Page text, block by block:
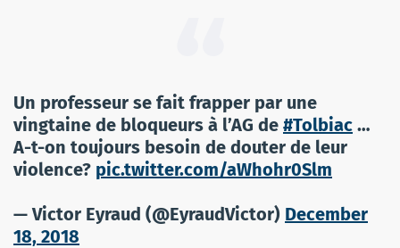
Un professeur se fait frapper par une
vingtaine de bloqueurs à l’AG de #Tolbiac …
A-t-on toujours besoin de douter de leur
violence? pic.twitter.com/aWhohr0Slm
— Victor Eyraud (@EyraudVictor) December
18, 2018